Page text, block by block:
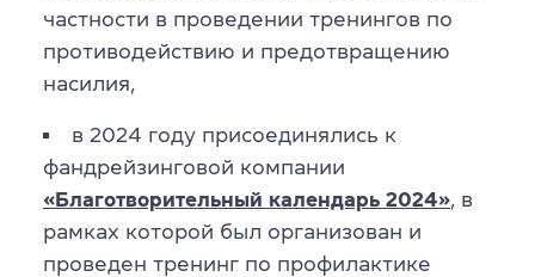
частности в проведении тренингов по
противодействию и предотвращению
насилия,
в 2024 году присоединялись к
фандрейзинговой компании
«Благотворительный календарь 2024», в
рамках которой был организован и
проведен тренинг по профилактике